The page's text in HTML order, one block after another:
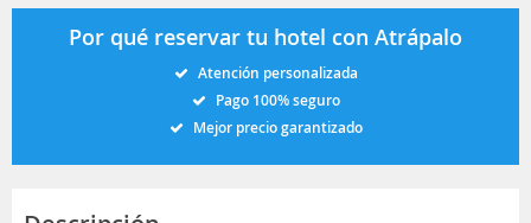
Por qué reservar tu hotel con Atrápalo
Atención personalizada
Pago 100% seguro
Mejor precio garantizado